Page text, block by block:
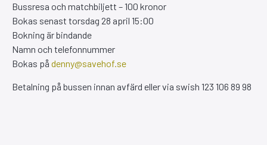
Bussresa och matchbiljett – 100 kronor
Bokas senast torsdag 28 april 15:00
Bokning är bindande
Namn och telefonnummer
Bokas på denny@savehof.se
Betalning på bussen innan avfärd eller via swish 123 106 89 98